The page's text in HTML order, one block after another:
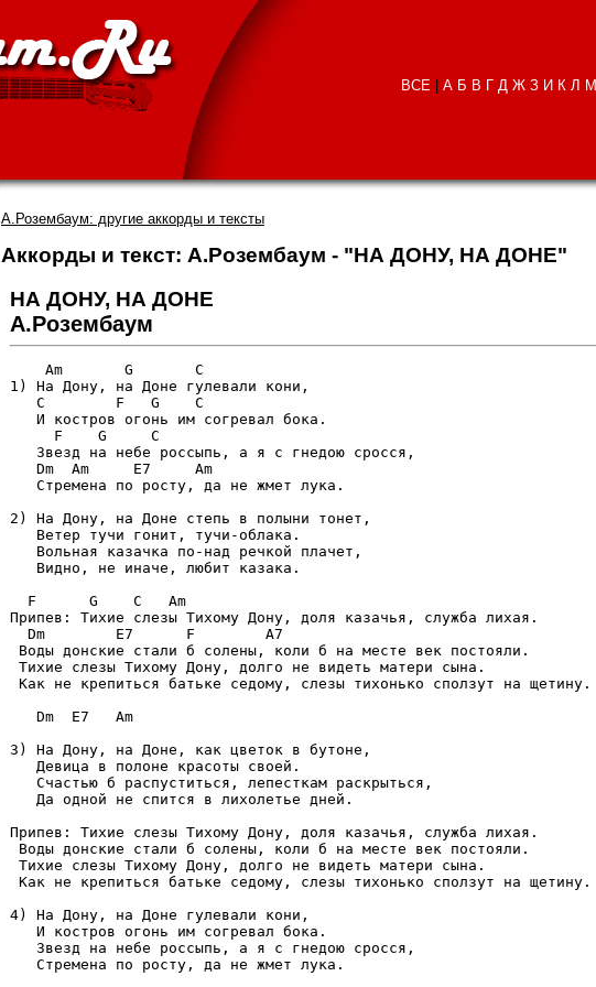
ВСЕ| А Б В Г Д Ж З И К Л М
А.Розембаум: другие аккорды и тексты
Аккорды и текст: А.Розембаум - "НА ДОНУ, НА ДОНЕ"
НА ДОНУ, НА ДОНЕ
А.Розембаум
    Am       G       C
1) На Дону, на Доне гулевали кони,
   C        F   G    C
   И костров огонь им согревал бока.
     F    G     C
   Звезд на небе россыпь, а я с гнедою сросся,
   Dm  Am     E7     Am
   Стремена по росту, да не жмет лука.
2) На Дону, на Доне степь в полыни тонет,
   Ветер тучи гонит, тучи-облака.
   Вольная казачка по-над речкой плачет,
   Видно, не иначе, любит казака.
  F      G    C   Am
Припев: Тихие слезы Тихому Дону, доля казачья, служба лихая.
  Dm        E7      F        A7
Воды донские стали б солены, коли б на месте век постояли.
Тихие слезы Тихому Дону, долго не видеть матери сына.
Как не крепиться батьке седому, слезы тихонько сползут на щетину.
   Dm  E7   Am
3) На Дону, на Доне, как цветок в бутоне,
   Девица в полоне красоты своей.
   Счастью б распуститься, лепесткам раскрыться,
   Да одной не спится в лихолетье дней.
Припев: Тихие слезы Тихому Дону, доля казачья, служба лихая.
Воды донские стали б солены, коли б на месте век постояли.
Тихие слезы Тихому Дону, долго не видеть матери сына.
Как не крепиться батьке седому, слезы тихонько сползут на щетину.
4) На Дону, на Доне гулевали кони,
   И костров огонь им согревал бока.
   Звезд на небе россыпь, а я с гнедою сросся,
   Стремена по росту, да не жмет лука.